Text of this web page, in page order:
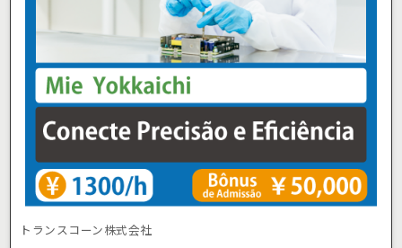
トランスコーン株式会社